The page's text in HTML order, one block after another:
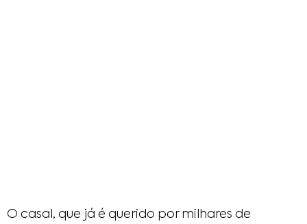
O casal, que já é querido por milhares de